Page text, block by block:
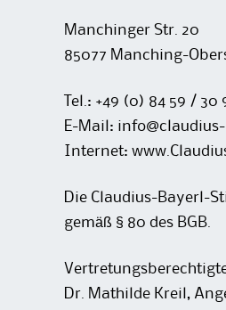
Manchinger Str. 20
85077 Manching-
Tel.: +49 (0) 84 59 / 30
E-Mail:
Internet:
Die Claudius-Bayerl-
gemäß § 80 des BGB.
Dr. Mathilde Kreil,